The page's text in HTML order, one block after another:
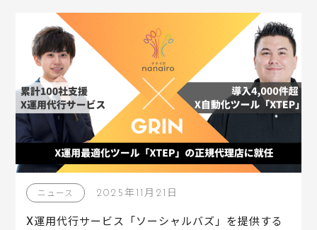
ニュース 2025年11月21日
X運用代行サービス「ソーシャルバズ」を提供する